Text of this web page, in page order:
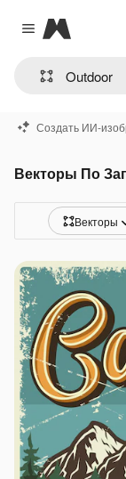
Close menu
Magnific
Создать ИИ-
Векторы По
Векторы